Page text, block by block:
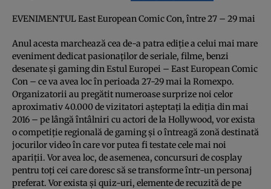
EVENIMENTUL East European Comic Con, între 27 – 29 mai
Anul acesta marchează cea de-a patra ediţie a celui mai mare
eveniment dedicat pasionaţilor de seriale, filme, benzi
desenate şi gaming din Estul Europei – East European Comic
Con – ce va avea loc în perioada 27-29 mai la Romexpo.
Organizatorii au pregătit numeroase surprize noi celor
aproximativ 40.000 de vizitatori aşteptaţi la ediţia din mai
2016 – pe lângă întâlniri cu actori de la Hollywood, vor exista
o competiţie regională de gaming şi o întreagă zonă destinată
jocurilor video în care vor putea fi testate cele mai noi
apariţii. Vor avea loc, de asemenea, concursuri de cosplay
pentru toţi cei care doresc să se transforme într-un personaj
preferat. Vor exista şi quiz-uri, elemente de recuzită de pe